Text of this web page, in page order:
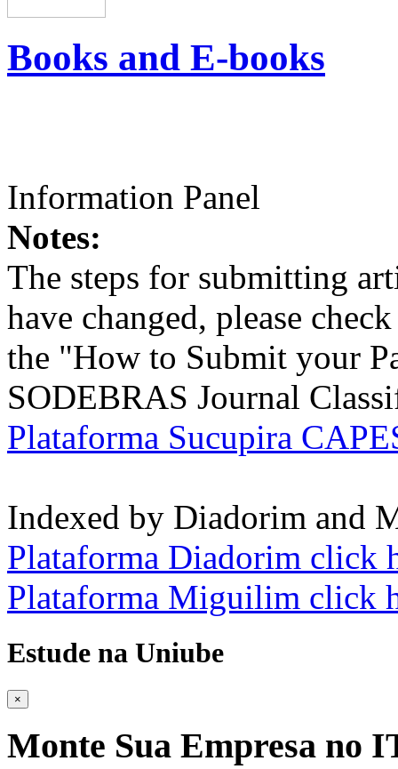
Books and E-books
Information Panel
Notes:
The steps for submitting
have changed, please
the "How to Submit your
SODEBRAS Journal
Plataforma Sucupira
Indexed by Diadorim and
Plataforma Diadorim click
Plataforma Miguilim click
Estude na Uniube
×
Monte Sua Empresa no